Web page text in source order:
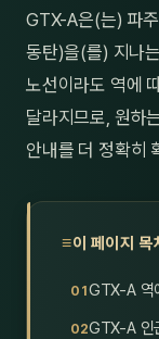
GTX-A은(는) 파주
동탄)을(를) 지나
노선이라도 역에
달라지므로, 원하
안내를 더 정확히
이 페이지 목
GTX-A 역
GTX-A 인